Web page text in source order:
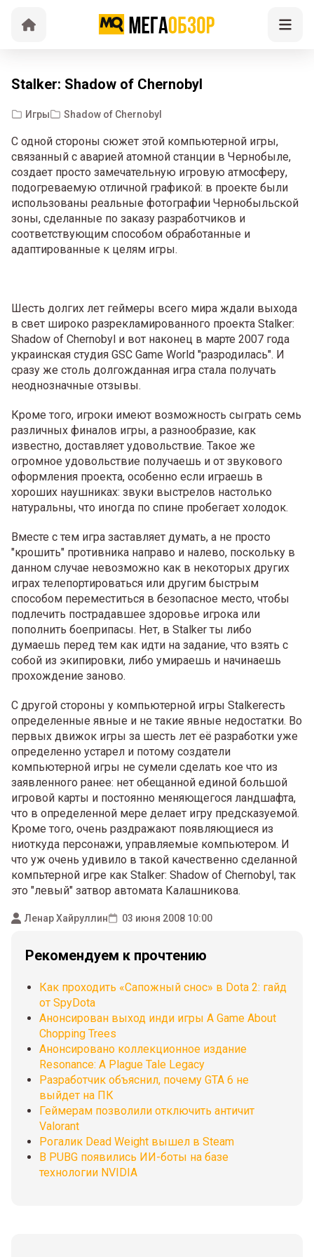
Stalker: Shadow of Chernobyl
Игры Shadow of Chernobyl
С одной стороны сюжет этой компьютерной игры,
связанный с аварией атомной станции в Чернобыле,
создает просто замечательную игровую атмосферу,
подогреваемую отличной графикой: в проекте были
использованы реальные фотографии Чернобыльской
зоны, сделанные по заказу разработчиков и
соответствующим способом обработанные и
адаптированные к целям игры.
Шесть долгих лет геймеры всего мира ждали выхода
в свет широко разрекламированного проекта Stalker:
Shadow of Chernobyl и вот наконец в марте 2007 года
украинская студия GSC Game World "разродилась". И
сразу же столь долгожданная игра стала получать
неоднозначные отзывы.
Кроме того, игроки имеют возможность сыграть семь
различных финалов игры, а разнообразие, как
известно, доставляет удовольствие. Такое же
огромное удовольствие получаешь и от звукового
оформления проекта, особенно если играешь в
хороших наушниках: звуки выстрелов настолько
натуральны, что иногда по спине пробегает холодок.
Вместе с тем игра заставляет думать, а не просто
"крошить" противника направо и налево, поскольку в
данном случае невозможно как в некоторых других
играх телепортироваться или другим быстрым
способом переместиться в безопасное место, чтобы
подлечить пострадавшее здоровье игрока или
пополнить боеприпасы. Нет, в Stalker ты либо
думаешь перед тем как идти на задание, что взять с
собой из экипировки, либо умираешь и начинаешь
прохождение заново.
С другой стороны у компьютерной игры Stalkerесть
определенные явные и не такие явные недостатки. Во
первых движок игры за шесть лет её разработки уже
определенно устарел и потому создатели
компьютерной игры не сумели сделать кое что из
заявленного ранее: нет обещанной единой большой
игровой карты и постоянно меняющегося ландшафта,
что в определенной мере делает игру предсказуемой.
Кроме того, очень раздражают появляющиеся из
ниоткуда персонажи, управляемые компьютером. И
что уж очень удивило в такой качественно сделанной
компьтерной игре как Stalker: Shadow of Chernobyl, так
это "левый" затвор автомата Калашникова.
Ленар Хайруллин 03 июня 2008 10:00
Рекомендуем к прочтению
Как проходить «Сапожный снос» в Dota 2: гайд
от SpyDota
Анонсирован выход инди игры A Game About
Chopping Trees
Анонсировано коллекционное издание
Resonance: A Plague Tale Legacy
Разработчик объяснил, почему GTA 6 не
выйдет на ПК
Геймерам позволили отключить античит
Valorant
Рогалик Dead Weight вышел в Steam
В PUBG появились ИИ-боты на базе
технологии NVIDIA